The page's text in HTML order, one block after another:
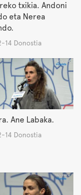
txikia. Andoni
eta Nerea
14 Donostia
Ane Labaka.
14 Donostia